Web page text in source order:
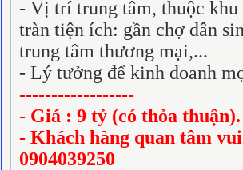
- Vị trí trung tâm, thuộc khu
tràn tiện ích: gần chợ dân
trung tâm thương mại,...
- Lý tưởng để kinh doanh
------------------
- Giá : 9 tỷ (có thỏa thuận).
- Khách hàng quan tâm
0904039250